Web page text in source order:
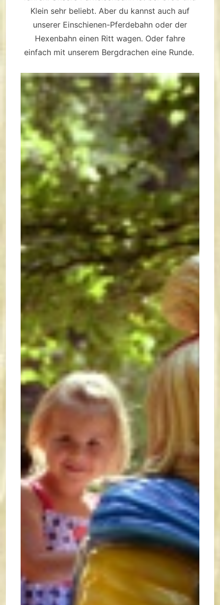
Klein sehr beliebt. Aber du kannst auch auf
unserer Einschienen-Pferdebahn oder der
Hexenbahn einen Ritt wagen. Oder fahre
einfach mit unserem Bergdrachen eine Runde.